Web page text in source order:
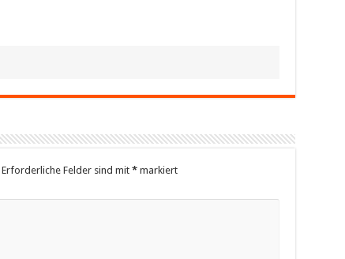
Erforderliche Felder sind mit * markiert